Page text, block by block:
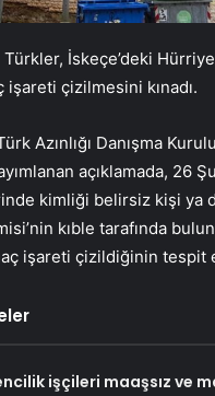
Türkler, İskeçe’deki
işareti çizilmesini kınadı.
Azınlığı Danışma
açıklamada, 26
kimliği belirsiz kişi ya
kıble tarafında
işareti çizildiğinin tespit
işçileri maaşsız ve